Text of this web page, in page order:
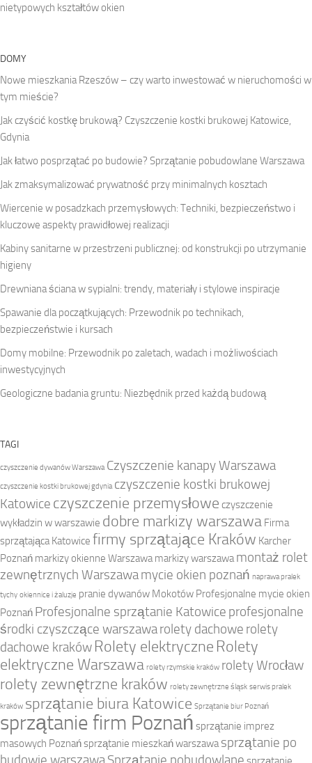
nietypowych kształtów okien
DOMY
Nowe mieszkania Rzeszów – czy warto inwestować w nieruchomości w
tym mieście?
Jak czyścić kostkę brukową? Czyszczenie kostki brukowej Katowice,
Gdynia
Jak łatwo posprzątać po budowie? Sprzątanie pobudowlane Warszawa
Jak zmaksymalizować prywatność przy minimalnych kosztach
Wiercenie w posadzkach przemysłowych: Techniki, bezpieczeństwo i
kluczowe aspekty prawidłowej realizacji
Kabiny sanitarne w przestrzeni publicznej: od konstrukcji po utrzymanie
higieny
Drewniana ściana w sypialni: trendy, materiały i stylowe inspiracje
Spawanie dla początkujących: Przewodnik po technikach,
bezpieczeństwie i kursach
Domy mobilne: Przewodnik po zaletach, wadach i możliwościach
inwestycyjnych
Geologiczne badania gruntu: Niezbędnik przed każdą budową
TAGI
czyszczenie dywanów Warszawa Czyszczenie kanapy Warszawa
czyszczenie kostki brukowej gdynia czyszczenie kostki brukowej
Katowice czyszczenie przemysłowe czyszczenie
wykładzin w warszawie dobre markizy warszawa Firma
sprzątająca Katowice firmy sprzątające Kraków Karcher
Poznań markizy okienne Warszawa markizy warszawa montaż rolet
zewnętrznych Warszawamycie okien poznań naprawa pralek
tychy okiennice i żaluzje pranie dywanów Mokotów Profesjonalne mycie okien
Poznań Profesjonalne sprzątanie Katowice profesjonalne
środki czyszczące warszawarolety dachowe rolety
dachowe kraków Rolety elektryczne Rolety
elektryczne Warszawa rolety rzymskie kraków rolety Wrocław
rolety zewnętrzne kraków rolety zewnętrzne śląsk serwis pralek
kraków sprzątanie biura Katowice Sprzątanie biur Poznań
sprzątanie firm Poznań sprzątanie imprez
masowych Poznańsprzątanie mieszkań warszawa sprzątanie po
budowie warszawa Sprzątanie pobudowlane